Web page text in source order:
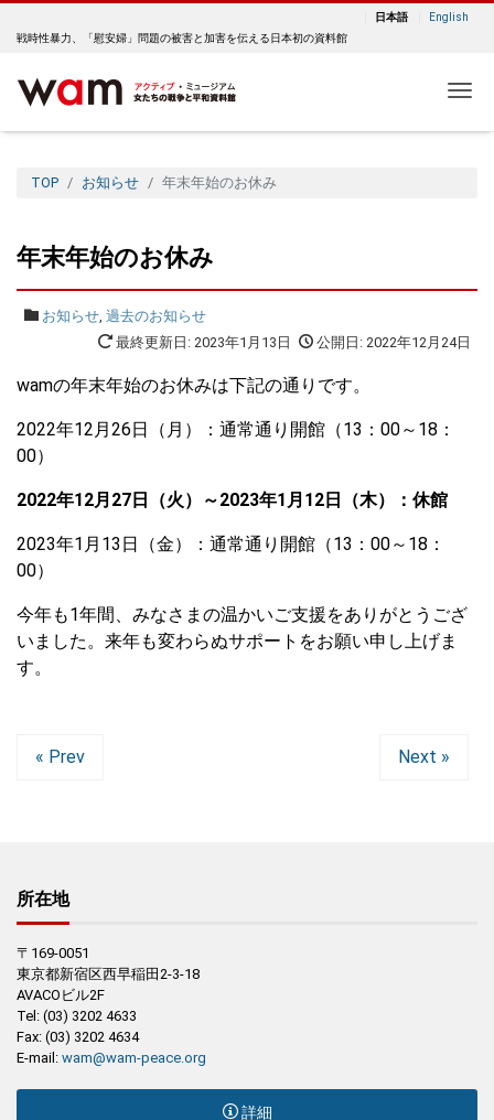
日本語
English
戦時性暴力、「慰安婦」問題の被害と加害を伝える日本初の資料館
TOP お知らせ 年末年始のお休み
年末年始のお休み
お知らせ, 過去のお知らせ
最終更新日: 2023年1月13日
公開日: 2022年12月24日
wamの年末年始のお休みは下記の通りです。
2022年12月26日（月）：通常通り開館（13：00～18：
00）
2022年12月27日（火）～2023年1月12日（木）：休館
2023年1月13日（金）：通常通り開館（13：00～18：
00）
今年も1年間、みなさまの温かいご支援をありがとうござ
いました。来年も変わらぬサポートをお願い申し上げま
す。
« Prev Next »
所在地
〒169-0051
東京都新宿区西早稲田2-3-18
AVACOビル2F
Tel: (03) 3202 4633
Fax: (03) 3202 4634
E-mail: wam@wam-peace.org
詳細